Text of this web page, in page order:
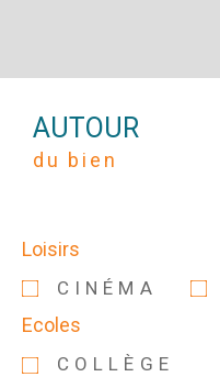
AUTOUR
du bien
Loisirs
CINÉMA
Ecoles
COLLÈGE